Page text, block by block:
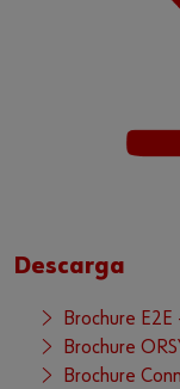
Descarga
Brochure
Brochure
Brochure